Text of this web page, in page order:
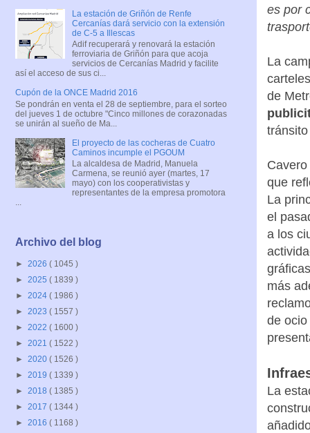
es por
La
de
que
La
el
a los
más
de
La
La estación de Griñón de Renfe
Cercanías dará servicio con la extensión
de C-5 a Illescas
Adif recuperará y renovará la estación
ferroviaria de Griñón para que acoja
servicios de Cercanías Madrid y facilite
así el acceso de sus ci...
Cupón de la ONCE Madrid 2016
Se pondrán en venta el 28 de septiembre, para el sorteo
del jueves 1 de octubre "Cinco millones de corazonadas
se unirán al sueño de Ma...
El proyecto de las cocheras de Cuatro
Caminos incumple el PGOUM
La alcaldesa de Madrid, Manuela
Carmena, se reunió ayer (martes, 17
mayo) con los cooperativistas y
representantes de la empresa promotora
...
Archivo del blog
► 2026 ( 1045 )
► 2025 ( 1839 )
► 2024 ( 1986 )
► 2023 ( 1557 )
► 2022 ( 1600 )
► 2021 ( 1522 )
► 2020 ( 1526 )
► 2019 ( 1339 )
► 2018 ( 1385 )
► 2017 ( 1344 )
► 2016 ( 1168 )